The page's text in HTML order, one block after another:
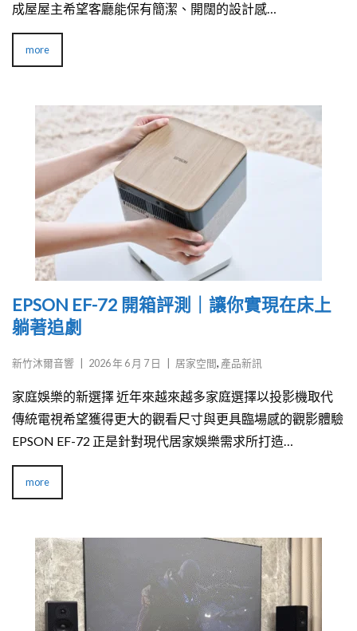
成屋屋主希望客廳能保有簡潔、開闊的設計感…
more
EPSON EF-72 開箱評測｜讓你實現在床上
躺著追劇
新竹沐爾音響 2026 年 6 月 7 日 居家空間, 產品新訊
家庭娛樂的新選擇 近年來越來越多家庭選擇以投影機取代
傳統電視希望獲得更大的觀看尺寸與更具臨場感的觀影體驗
EPSON EF-72 正是針對現代居家娛樂需求所打造…
more